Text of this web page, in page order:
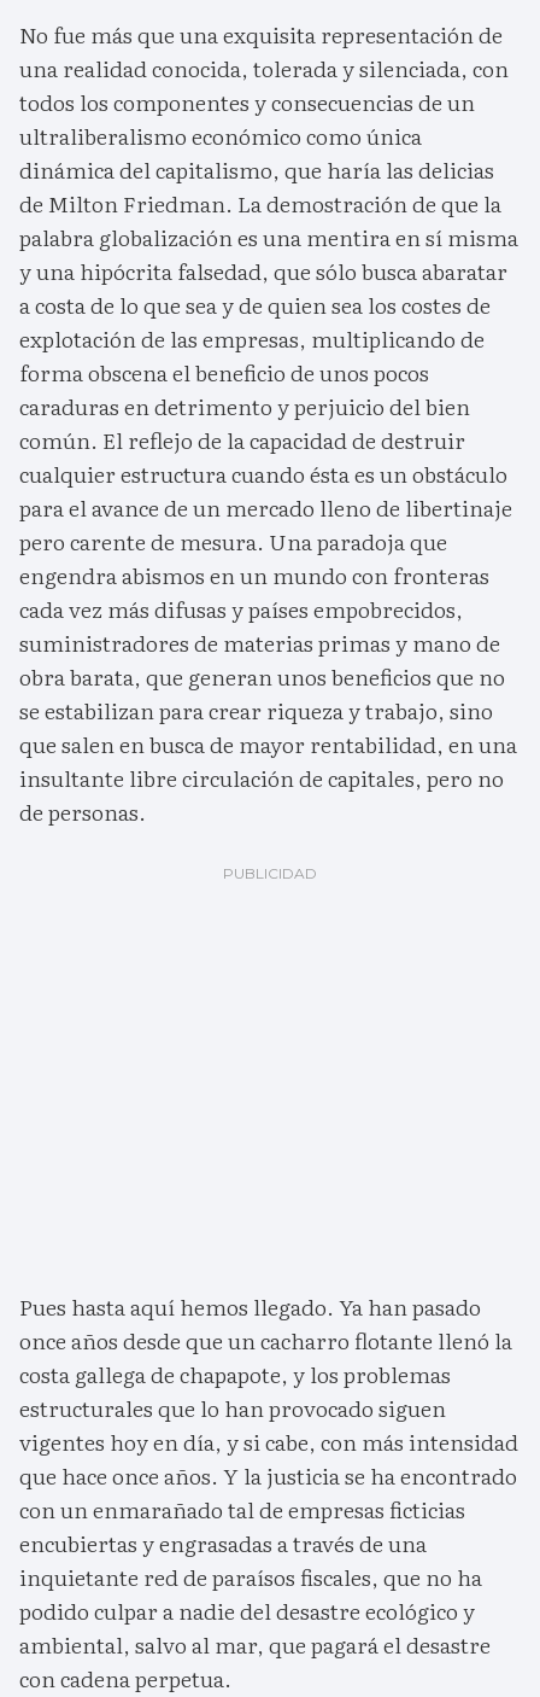
No fue más que una exquisita representación de
una realidad conocida, tolerada y silenciada, con
todos los componentes y consecuencias de un
ultraliberalismo económico como única
dinámica del capitalismo, que haría las delicias
de Milton Friedman. La demostración de que la
palabra globalización es una mentira en sí misma
y una hipócrita falsedad, que sólo busca abaratar
a costa de lo que sea y de quien sea los costes de
explotación de las empresas, multiplicando de
forma obscena el beneficio de unos pocos
caraduras en detrimento y perjuicio del bien
común. El reflejo de la capacidad de destruir
cualquier estructura cuando ésta es un obstáculo
para el avance de un mercado lleno de libertinaje
pero carente de mesura. Una paradoja que
engendra abismos en un mundo con fronteras
cada vez más difusas y países empobrecidos,
suministradores de materias primas y mano de
obra barata, que generan unos beneficios que no
se estabilizan para crear riqueza y trabajo, sino
que salen en busca de mayor rentabilidad, en una
insultante libre circulación de capitales, pero no
de personas.
Pues hasta aquí hemos llegado. Ya han pasado
once años desde que un cacharro flotante llenó la
costa gallega de chapapote, y los problemas
estructurales que lo han provocado siguen
vigentes hoy en día, y si cabe, con más intensidad
que hace once años. Y la justicia se ha encontrado
con un enmarañado tal de empresas ficticias
encubiertas y engrasadas a través de una
inquietante red de paraísos fiscales, que no ha
podido culpar a nadie del desastre ecológico y
ambiental, salvo al mar, que pagará el desastre
con cadena perpetua.